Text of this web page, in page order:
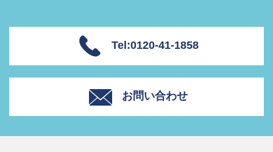
Tel:0120-41-1858
お問い合わせ